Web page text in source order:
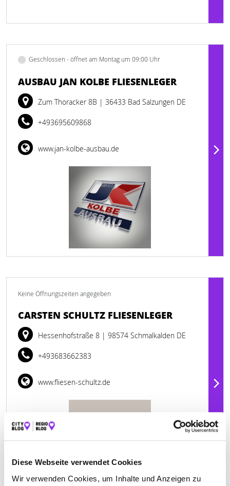
Diese Webseite verwendet Cookies
Wir verwenden Cookies, um Inhalte und Anzeigen zu
Geschlossen - öffnet am Montag um 09:00 Uhr
AUSBAU JAN KOLBE FLIESENLEGER
Zum Thoracker 8B | 36433 Bad Salzungen DE
+493695609868
www.jan-kolbe-ausbau.de
Keine Öffnungszeiten angegeben
CARSTEN SCHULTZ FLIESENLEGER
Hessenhofstraße 8 | 98574 Schmalkalden DE
+493683662383
www.fliesen-schultz.de